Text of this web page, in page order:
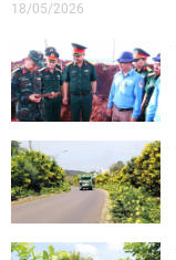
18/05/2026